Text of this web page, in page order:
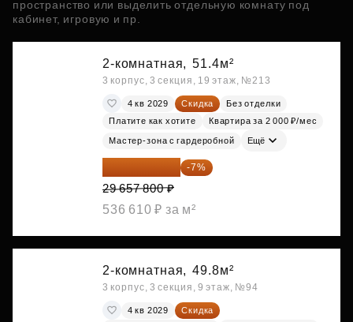
пространство или выделить отдельную комнату под
кабинет, игровую и пр.
2-комнатная, 51.4м²
3 корпус, 3 секция, 19 этаж, №213
4 кв 2029 Скидка
Без отделки
Платите как хотите
Квартира за 2 000 ₽/мес
Мастер-зона с гардеробной Ещё
27 581 754 ₽ -7%
29 657 800 ₽
536 610 ₽ за м²
2-комнатная, 49.8м²
3 корпус, 3 секция, 9 этаж, №94
4 кв 2029
Скидка